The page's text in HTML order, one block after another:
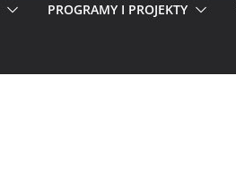
PROGRAMY I PROJEKTY